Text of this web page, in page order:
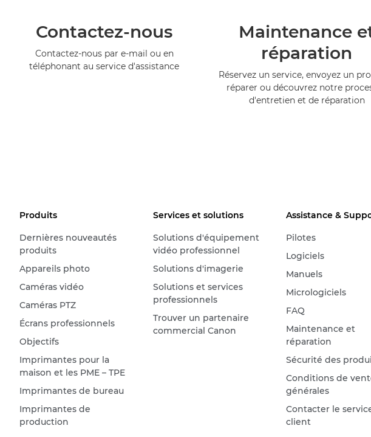
Contactez-nous
Contactez-nous par e-mail ou en
téléphonant au service d'assistance
Maintenance
réparation
Réservez un service, envoyez un
réparer ou découvrez notre
d'entretien et de réparation
Produits
Dernières nouveautés
produits
Appareils photo
Caméras vidéo
Caméras PTZ
Écrans professionnels
Objectifs
Imprimantes pour la
maison et les PME – TPE
Imprimantes de bureau
Imprimantes de
production
Services et solutions
Solutions d'équipement
vidéo professionnel
Solutions d'imagerie
Solutions et services
professionnels
Trouver un partenaire
commercial Canon
Assistance &
Pilotes
Logiciels
Manuels
Micrologiciels
FAQ
Maintenance et
réparation
Sécurité des
Conditions de
générales
Contacter le
client